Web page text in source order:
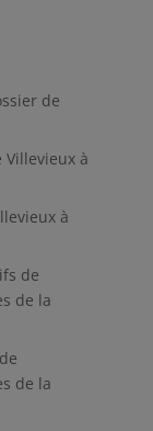
de
Villevieux à
à
de
de la
de la